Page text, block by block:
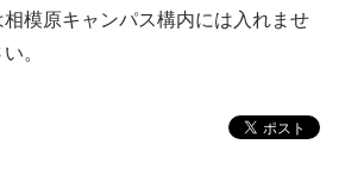
模原キャンパス構内には入れませ
。